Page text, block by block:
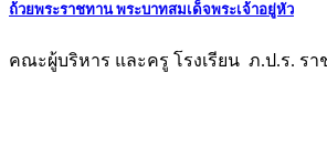
ถ้วยพระราชทาน พระบาทสมเด็จพระเจ้าอยู่หัว
คณะผู้บริหาร และครู โรงเรียน ภ.ป.ร. ร